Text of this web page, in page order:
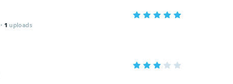
· 1 uploads